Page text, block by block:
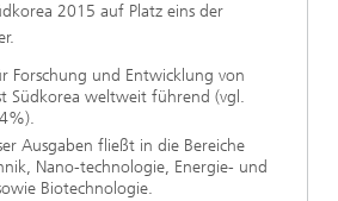
2015 auf Platz eins der
Forschung und Entwicklung von
Südkorea weltweit führend (vgl.
Ausgaben fließt in die Bereiche
Nano-technologie, Energie- und
Biotechnologie.